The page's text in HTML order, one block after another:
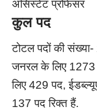
असिस्टेंट प्रोफेसर
कुल पद
टोटल पदों की
जनरल के लिए 1273
लिए 429 पद,
137 पद रिक्त हैं.